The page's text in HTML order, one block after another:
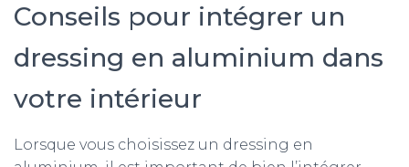
Conseils pour intégrer un
dressing en aluminium dans
votre intérieur
Lorsque vous choisissez un dressing en